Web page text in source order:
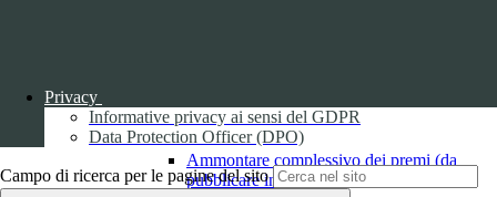
Privacy
Informative privacy ai sensi del GDPR
Data Protection Officer (DPO)
Campo di ricerca per le pagine del sito
Ammontare complessivo dei premi (da
pubblicare in tabelle) 1